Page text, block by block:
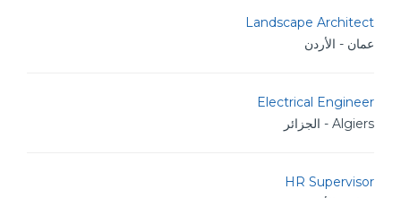
Landscape Architect
عمان - الأردن
Electrical Engineer
Algiers - الجزائر
HR Supervisor